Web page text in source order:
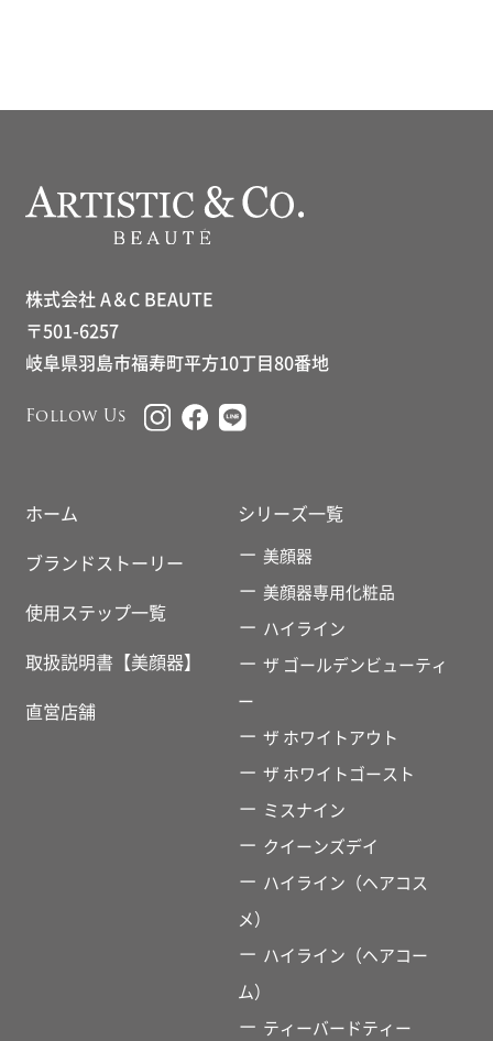
株式会社 A＆C BEAUTE
〒501-6257
岐阜県羽島市福寿町平方10丁目80番地
Follow Us
ホーム
ブランドストーリー
使用ステップ一覧
取扱説明書【美顔器】
直営店舗
シリーズ一覧
美顔器
美顔器専用化粧品
ハイライン
ザ ゴールデンビューティ
ー
ザ ホワイトアウト
ザ ホワイトゴースト
ミスナイン
クイーンズデイ
ハイライン（ヘアコス
メ）
ハイライン（ヘアコー
ム）
ティーバードティー